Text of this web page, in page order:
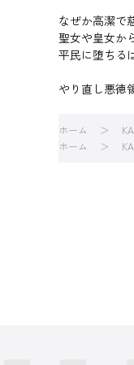
なぜか高潔で
聖女や皇女か
平民に堕ちる
やり直し悪徳
ホーム
ホーム